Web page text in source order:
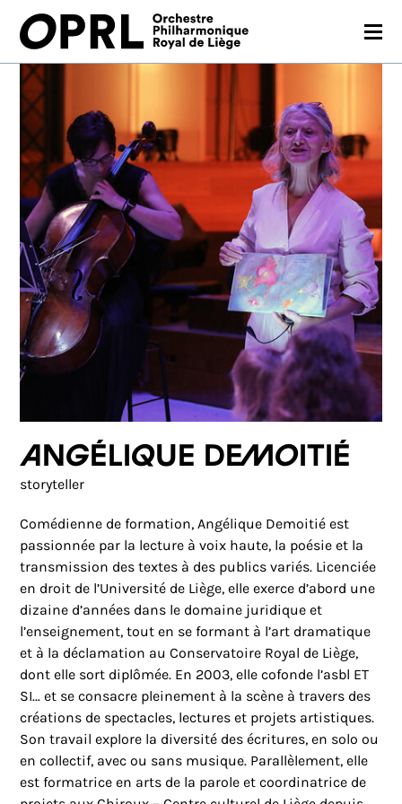
CONCERTS
26-27 SEASON
ORCHESTRA
PRACTICAL
MEDIA
FR EN
Angélique Demoitié
storyteller
Comédienne de formation, Angélique Demoitié est
passionnée par la lecture à voix haute, la poésie et la
transmission des textes à des publics variés. Licenciée
en droit de l’Université de Liège, elle exerce d’abord une
dizaine d’années dans le domaine juridique et
l’enseignement, tout en se formant à l’art dramatique
et à la déclamation au Conservatoire Royal de Liège,
dont elle sort diplômée. En 2003, elle cofonde l’asbl ET
SI… et se consacre pleinement à la scène à travers des
créations de spectacles, lectures et projets artistiques.
Son travail explore la diversité des écritures, en solo ou
en collectif, avec ou sans musique. Parallèlement, elle
est formatrice en arts de la parole et coordinatrice de